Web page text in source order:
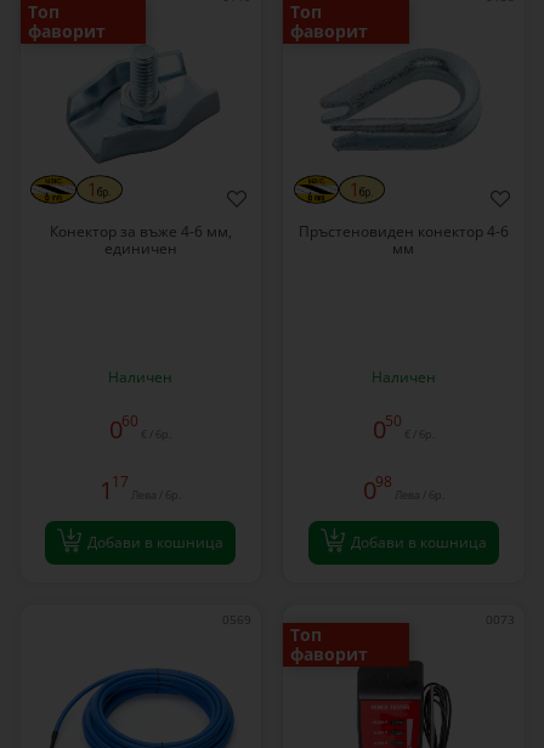
Топ
фаворит
Конектор за въже 4-6 мм,
единичен
Наличен
060
€ / бр.
117
Лева / бр.
Добави в кошница
Топ
фаворит
Пръстеновиден конектор 4-6
мм
Наличен
050
€ / бр.
098
Лева / бр.
Добави в кошница
0569 0073
Топ
фаворит